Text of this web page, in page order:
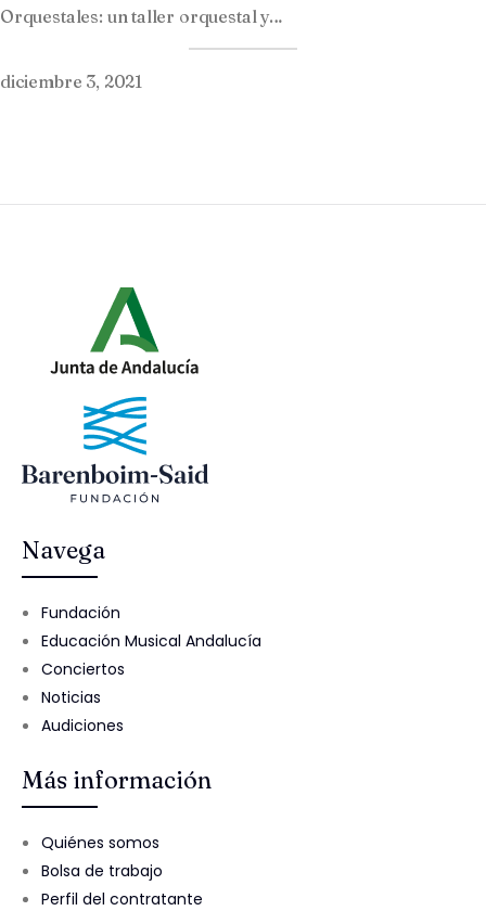
Orquestales: un taller orquestal y…
diciembre 3, 2021
Navega
Fundación
Educación Musical Andalucía
Conciertos
Noticias
Audiciones
Más información
Quiénes somos
Bolsa de trabajo
Perfil del contratante